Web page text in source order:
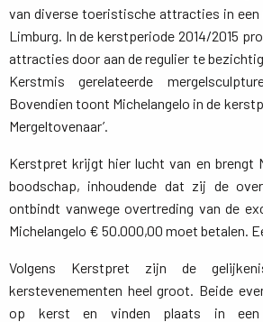
van diverse toeristische attracties in een
Limburg. In de kerstperiode 2014/2015
attracties door aan de regulier te
Kerstmis gerelateerde
Bovendien toont Michelangelo in de
Mergeltovenaar’.
Kerstpret krijgt hier lucht van en brengt
boodschap, inhoudende dat zij de
ontbindt vanwege overtreding van de
Michelangelo € 50.000,00 moet betalen.
Volgens Kerstpret zijn de
kerstevenementen heel groot. Beide
op kerst en vinden plaats in een